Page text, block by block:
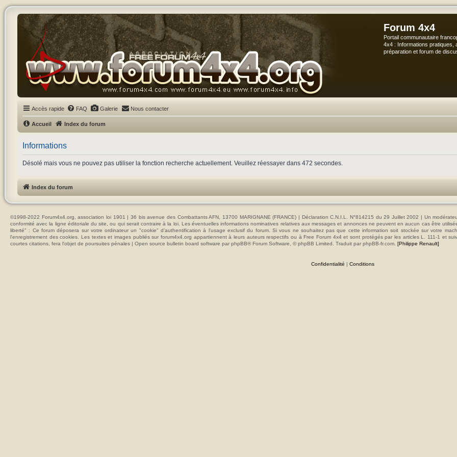
Forum 4x4
Portail communautaire
4x4 : Informations pratiques,
préparation et forum de
Accès rapide FAQ Galerie Nous contacter
Accueil Index du forum
Informations
Désolé mais vous ne pouvez pas utiliser la fonction recherche actuellement. Veuillez réessayer dans 472 secondes.
Index du forum
©1998-2022 Forum4x4.org, association loi 1901 | 36 bis avenue des Combattants AFN, 13700 MARIGNANE (FRANCE) | Déclaration C.N.I.L. N°814215 du 29 Juillet 2002 | Un
conformité avec la ligne éditoriale du site, ou qui serait contraire à la loi. Les éventuelles informations nominatives relatives aux messages et annonces ne peuvent en aucun cas être
liberté" : Ce forum déposera sur votre ordinateur un "cookie" d’authentification à l'usage exclusif du forum. Si vous ne souhaitez pas que cette information soit stockée sur votre
l'enregistrement des cookies. Les textes et images publiés sur forum4x4.org appartiennent à leurs auteurs respectifs ou à Free Forum 4x4 et sont protégés par les articles L. 111-1 et
courtes citations, fera l'objet de poursuites pénales | Open source bulletin board software par phpBB® Forum Software, © phpBB Limited. Traduit par phpBB-fr.com. [Philippe Renault]
Confidentialité | Conditions